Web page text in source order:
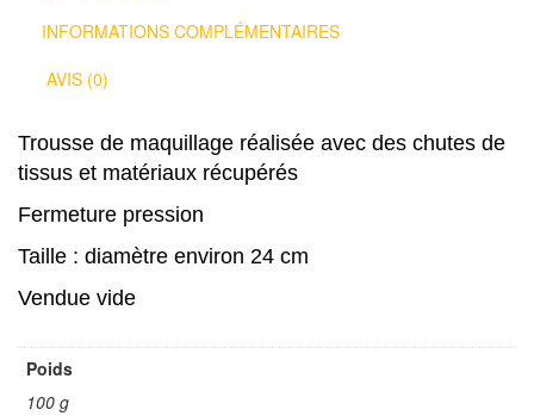
INFORMATIONS COMPLÉMENTAIRES
AVIS (0)
Trousse de maquillage réalisée avec des chutes de
tissus et matériaux récupérés
Fermeture pression
Taille : diamètre environ 24 cm
Vendue vide
Poids
100 g